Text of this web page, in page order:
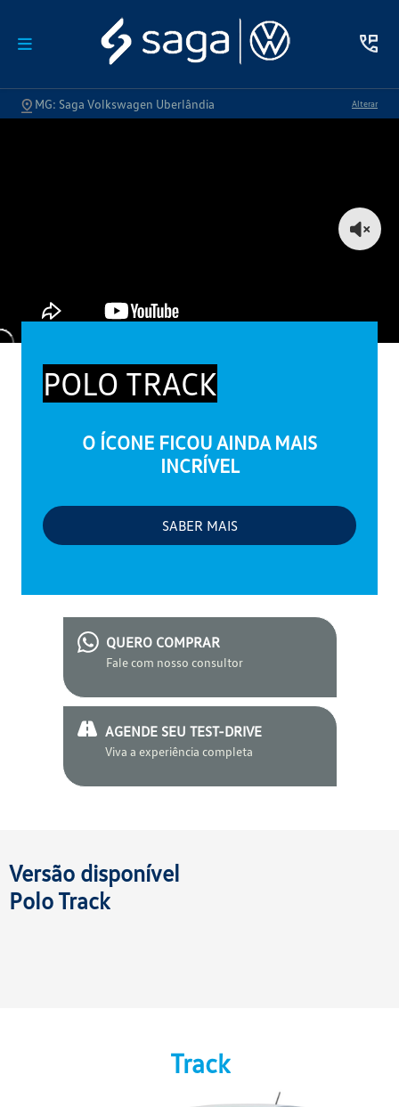
MG: Saga Volkswagen Uberlândia Alterar
POLO TRACK
O ÍCONE FICOU AINDA MAIS
INCRÍVEL
SABER MAIS
QUERO COMPRAR
Fale com nosso consultor
AGENDE SEU TEST-DRIVE
Viva a experiência completa
Versão disponível
Polo Track
Track